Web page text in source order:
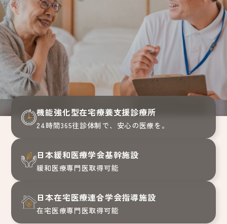
機能強化型在宅療養支援診療所
24時間365往診体制で、安心の医療を。
日本緩和医療学会基幹施設
緩和医療専門医取得可能
日本在宅医療連合学会指導施設
在宅医療専門医取得可能